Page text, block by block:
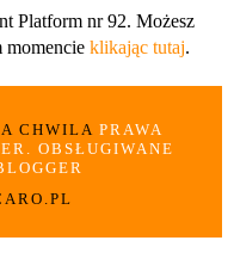
Platform nr 92. Możesz
klikając tutaj.
CHWILAPRAWA
OBSŁUGIWANE